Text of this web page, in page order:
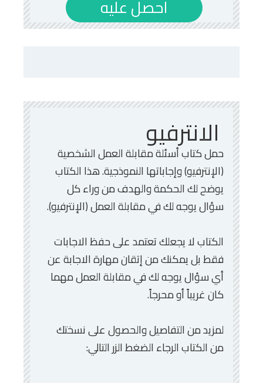
احصل عليه
الانترفيو
حمل كتاب أسئلة مقابلة العمل الشخصية
(الإنترفيو) وإجاباتها النموذجية. هذا الكتاب
يوضح لك الحكمة والهدف من وراء كل
سؤال يوجه لك في مقابلة العمل (الإنترفيو).
الكتاب لا يجعلك تعتمد على حفظ الاجابات
فقط بل يمكنك من إتقان مهارة الاجابة عن
أي سؤال يوجه لك في مقابلة العمل مهما
كان غريباً أو محرجاً.
لمزيد من التفاصيل والحصول على نسختك
من الكتاب الرجاء الضغط الزر التالي: